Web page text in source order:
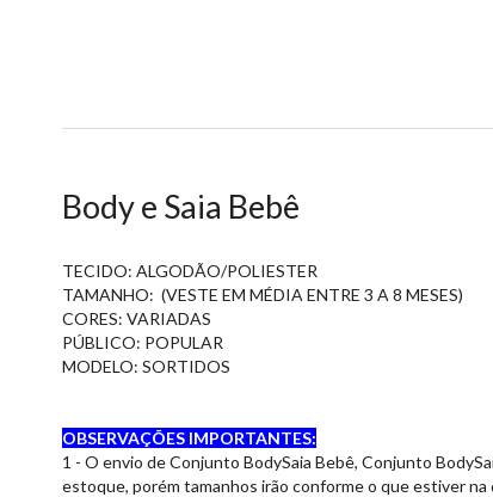
Body e Saia Bebê
TECIDO: ALGODÃO/POLIESTER
TAMANHO: (VESTE EM MÉDIA ENTRE 3 A 8 MESES)
CORES: VARIADAS
PÚBLICO: POPULAR
MODELO: SORTIDOS
OBSERVAÇÕES IMPORTANTES:
1 - O envio de Conjunto BodySaia Bebê, Conjunto
estoque, porém tamanhos irão conforme o que estiver